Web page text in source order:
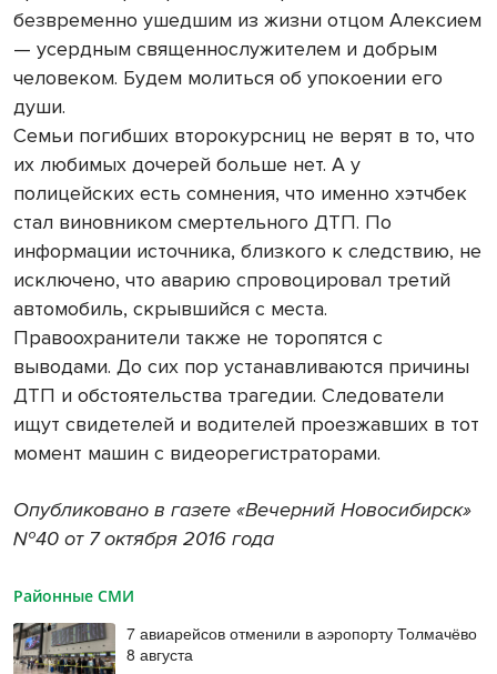
безвременно ушедшим из жизни отцом Алексием
— усердным священнослужителем и добрым
человеком. Будем молиться об упокоении его
души.
Семьи погибших второкурсниц не верят в то, что
их любимых дочерей больше нет. А у
полицейских есть сомнения, что именно хэтчбек
стал виновником смертельного ДТП. По
информации источника, близкого к следствию, не
исключено, что аварию спровоцировал третий
автомобиль, скрывшийся с места.
Правоохранители также не торопятся с
выводами. До сих пор устанавливаются причины
ДТП и обстоятельства трагедии. Следователи
ищут свидетелей и водителей проезжавших в тот
момент машин с видеорегистраторами.
Опубликовано в газете «Вечерний Новосибирск»
№40 от 7 октября 2016 года
Районные СМИ
7 авиарейсов отменили в аэропорту Толмачёво
8 августа